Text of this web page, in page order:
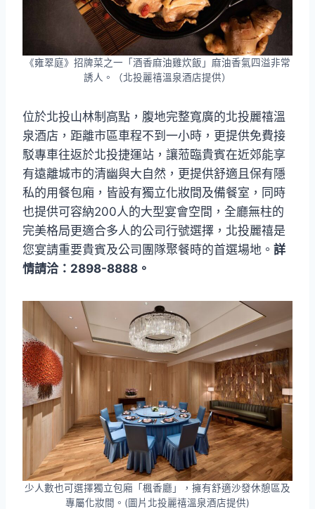
《雍翠庭》招牌菜之一「酒香麻油雞炊飯」麻油香氣四溢非常
誘人。（北投麗禧溫泉酒店提供）
位於北投山林制高點，腹地完整寬廣的北投麗禧溫
泉酒店，距離市區車程不到一小時，更提供免費接
駁專車往返於北投捷運站，讓蒞臨貴賓在近郊能享
有遠離城市的清幽與大自然，更提供舒適且保有隱
私的用餐包廂，皆設有獨立化妝間及備餐室，同時
也提供可容納200人的大型宴會空間，全廳無柱的
完美格局更適合多人的公司行號選擇，北投麗禧是
您宴請重要貴賓及公司團隊聚餐時的首選場地。 詳
情請洽：2898-8888。
少人數也可選擇獨立包廂「楓香廳」，擁有舒適沙發休憩區及
專屬化妝間。(圖片北投麗禧溫泉酒店提供)